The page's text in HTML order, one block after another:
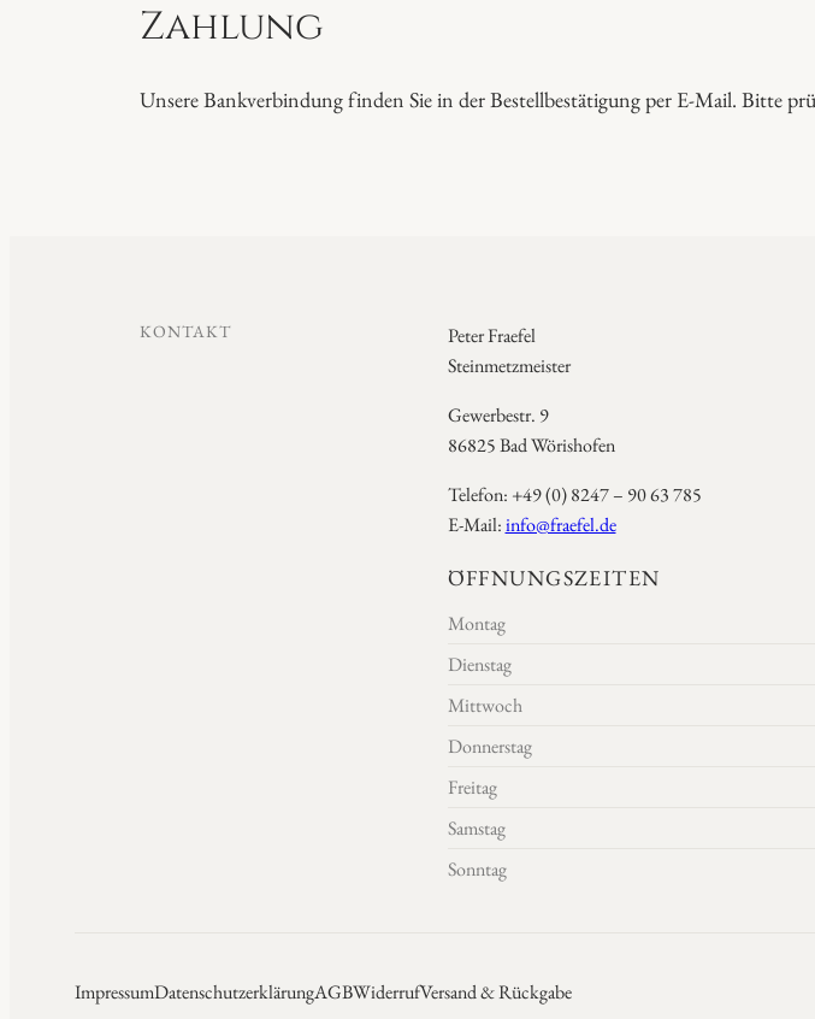
Zahlung
Unsere Bankverbindung finden Sie in der Bestellbestätigung per E-Mail. Bitte
KONTAKT
Peter Fraefel
Steinmetzmeister
Gewerbestr. 9
86825 Bad Wörishofen
Telefon: +49 (0) 8247 – 90 63 785
E-Mail:info@fraefel.de
ÖFFNUNGSZEITEN
Montag
Dienstag
Mittwoch
Donnerstag
Freitag
Samstag
Sonntag
ImpressumDatenschutzerklärungAGBWiderrufVersand & Rückgabe